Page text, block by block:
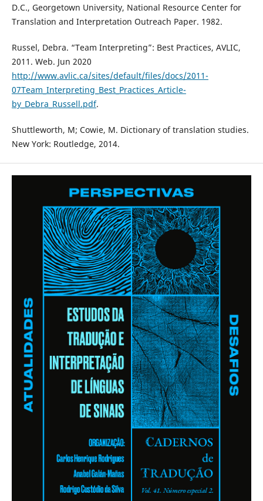
D.C., Georgetown University, National Resource Center for
Translation and Interpretation Outreach Paper. 1982.
Russel, Debra. “Team Interpreting”: Best Practices, AVLIC,
2011. Web. Jun 2020
http://www.avlic.ca/sites/default/files/docs/2011-
07Team_Interpreting_Best_Practices_Article-
by_Debra_Russell.pdf.
Shuttleworth, M; Cowie, M. Dictionary of translation studies.
New York: Routledge, 2014.